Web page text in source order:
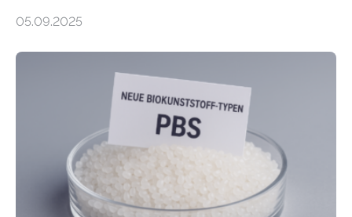
– nur eine Atomlage dick, aber extrem leitfähig und
Sensoren, leistungsstarken Batterien und effizienten
Solarzellen. Eine neue Studie hebt das Potenzial nun
noch auf ein neues Level: Zum ersten Mal haben
Forschende an der Universität Göttingen gemeinsam
mit Kollegen aus Braunschweig, Bremen und der
Schweiz direkt beobachtet, wie in Graphen…
05.09.2025